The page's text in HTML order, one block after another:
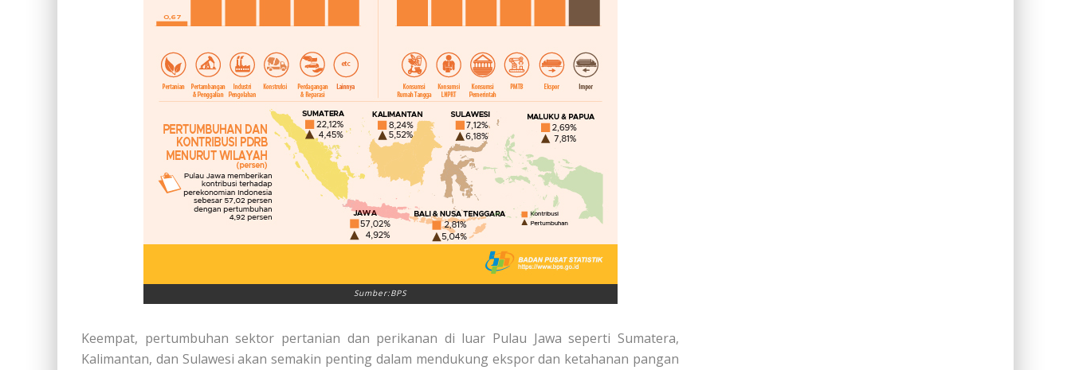
Sumber:BPS
Keempat, pertumbuhan sektor pertanian dan perikanan di luar Pulau Jawa seperti Sumatera,
Kalimantan, dan Sulawesi akan semakin penting dalam mendukung ekspor dan ketahanan pangan